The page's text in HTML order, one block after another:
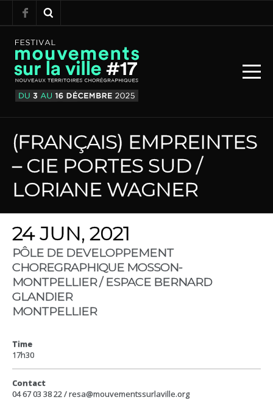
(FRANÇAIS) EMPREINTES
– CIE PORTES SUD /
LORIANE WAGNER
24 JUN, 2021
PÔLE DE DEVELOPPEMENT
CHOREGRAPHIQUE MOSSON-
MONTPELLIER / ESPACE BERNARD
GLANDIER
MONTPELLIER
Time
17h30
Contact
04 67 03 38 22 / resa@mouvementssurlaville.org